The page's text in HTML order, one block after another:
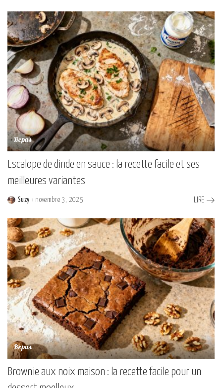
Repas
Escalope de dinde en sauce : la recette facile et ses
meilleures variantes
Posted
Suzy novembre 3, 2025 LIRE
Repas
Brownie aux noix maison : la recette facile pour un